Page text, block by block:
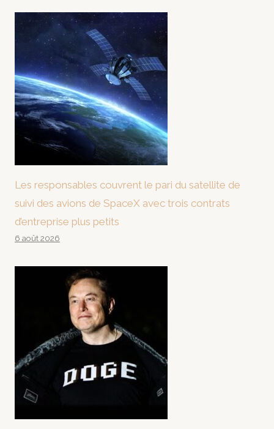
Les responsables couvrent le pari du satellite de
suivi des avions de SpaceX avec trois contrats
d’entreprise plus petits
6 août 2026